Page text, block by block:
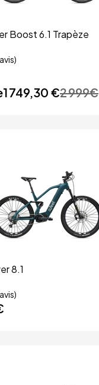
Boost 6.1 Trapèze
avis)
1 749,30 €2 999€
8.1
avis)